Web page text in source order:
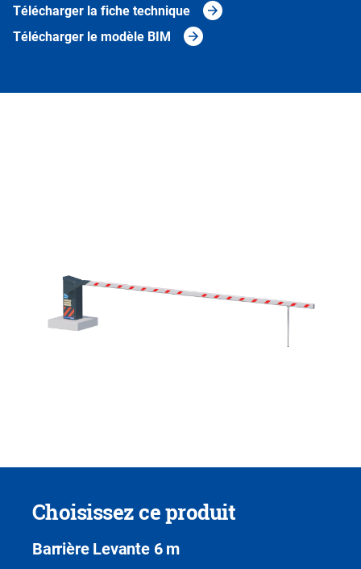
Télécharger la fiche technique
Télécharger le modèle BIM
Choisissez ce produit
Barrière Levante 6 m